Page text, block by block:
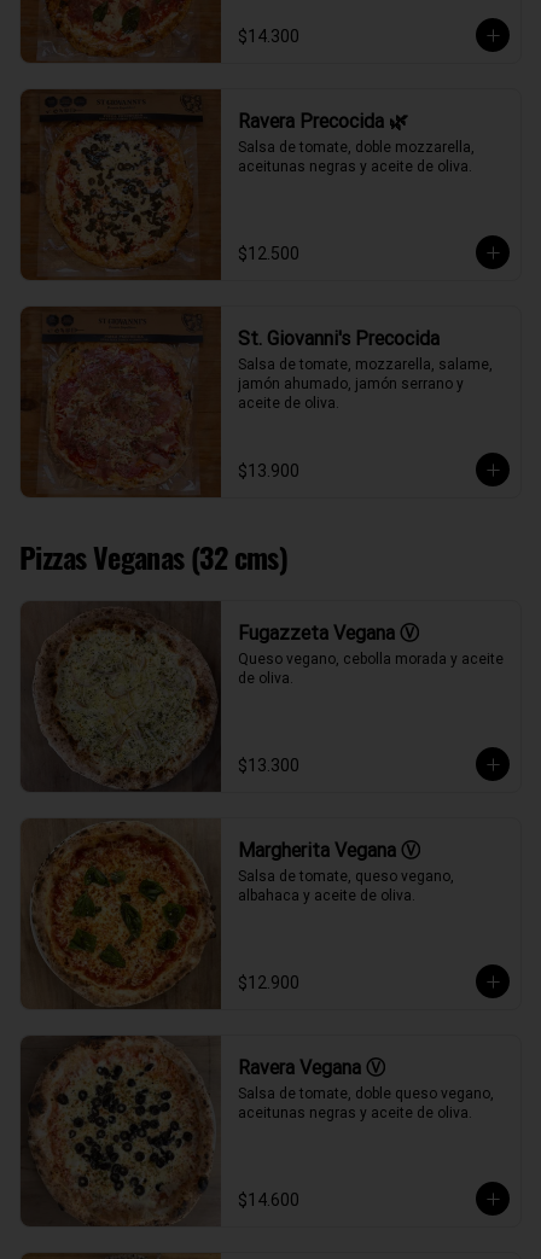
$14.300
Ravera Precocida 🌿
Salsa de tomate, doble mozzarella,
aceitunas negras y aceite de oliva.
$12.500
St. Giovanni's Precocida
Salsa de tomate, mozzarella, salame,
jamón ahumado, jamón serrano y
aceite de oliva.
$13.900
Pizzas Veganas (32 cms)
Fugazzeta Vegana Ⓥ
Queso vegano, cebolla morada y aceite
de oliva.
$13.300
Margherita Vegana Ⓥ
Salsa de tomate, queso vegano,
albahaca y aceite de oliva.
$12.900
Ravera Vegana Ⓥ
Salsa de tomate, doble queso vegano,
aceitunas negras y aceite de oliva.
$14.600